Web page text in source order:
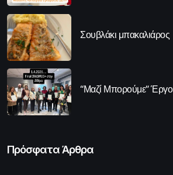
Σουβλάκι μπακαλιάρος
“Μαζί Μπορούμε” Έργο
Πρόσφατα Άρθρα